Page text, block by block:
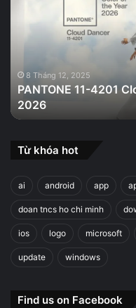
Màu
của
năm
2026
8 Tháng 12, 2025
PANTONE 11-4201
2026
Từ khóa hot
ai android app
doan tncs ho chi minh
ios logo microsoft
update windows
Find us on Facebook